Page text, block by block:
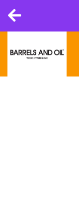
main
navigation